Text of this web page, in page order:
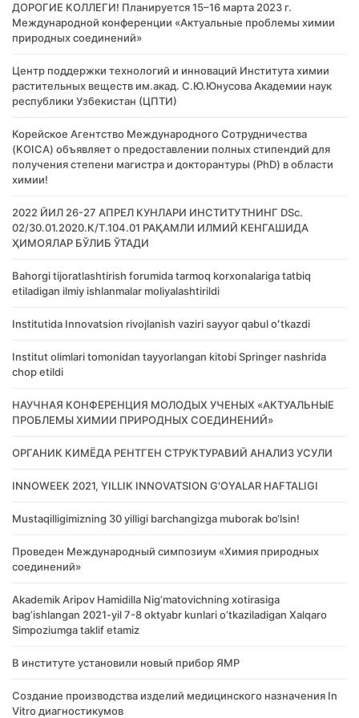
ДОРОГИЕ КОЛЛЕГИ! Планируется 15–16 марта 2023 г.
Международной конференции «Актуальные проблемы химии
природных соединений»
Центр поддержки технологий и инноваций Института химии
растительных веществ им.акад. С.Ю.Юнусова Академии наук
республики Узбекистан (ЦПТИ)
Корейское Агентство Международного Сотрудничества
(KOICA) объявляет о предоставлении полных стипендий для
получения степени магистра и докторантуры (PhD) в области
химии!
2022 ЙИЛ 26-27 АПРЕЛ КУНЛАРИ ИНСТИТУТНИНГ DSc.
02/30.01.2020.К/Т.104.01 РАҚАМЛИ ИЛМИЙ КЕНГАШИДА
ҲИМОЯЛАР БЎЛИБ ЎТАДИ
Bahorgi tijoratlashtirish forumida tarmoq korxonalariga tatbiq
etiladigan ilmiy ishlanmalar moliyalashtirildi
Institutida Innovatsion rivojlanish vaziri sayyor qabul oʻtkazdi
Institut olimlari tomonidan tayyorlangan kitobi Springer nashrida
chop etildi
НАУЧНАЯ КОНФЕРЕНЦИЯ МОЛОДЫХ УЧЕНЫХ «АКТУАЛЬНЫЕ
ПРОБЛЕМЫ ХИМИИ ПРИРОДНЫХ СОЕДИНЕНИЙ»
ОРГАНИК КИМЁДА РЕНТГЕН СТРУКТУРАВИЙ АНАЛИЗ УСУЛИ
INNOWEEK 2021, YILLIK INNOVATSION G'OYALAR HAFTALIGI
Mustaqilligimizning 30 yilligi barchangizga muborak bo‘lsin!
Проведен Международный симпозиум «Химия природных
соединений»
Akademik Аripov Hamidilla Nigʼmatovichning xotirasiga
bagʼishlangan 2021-yil 7-8 oktyabr kunlari oʼtkaziladigan Xalqaro
Simpoziumga taklif etamiz
В институте установили новый прибор ЯМР
Создание производства изделий медицинского назначения In
Vitro диагностикумов